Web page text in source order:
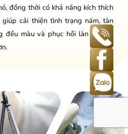
đồng thời có khả năng kích thích
cải thiện tình trạng nám, tàn
đều màu và phục hồi làn da săn